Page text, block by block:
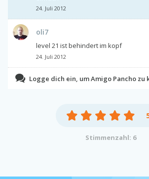
24. Juli 2012
oli7
level 21 ist behindert im kopf
24. Juli 2012
Logge dich ein, um Amigo Pancho zu
Stimmenzahl: 6